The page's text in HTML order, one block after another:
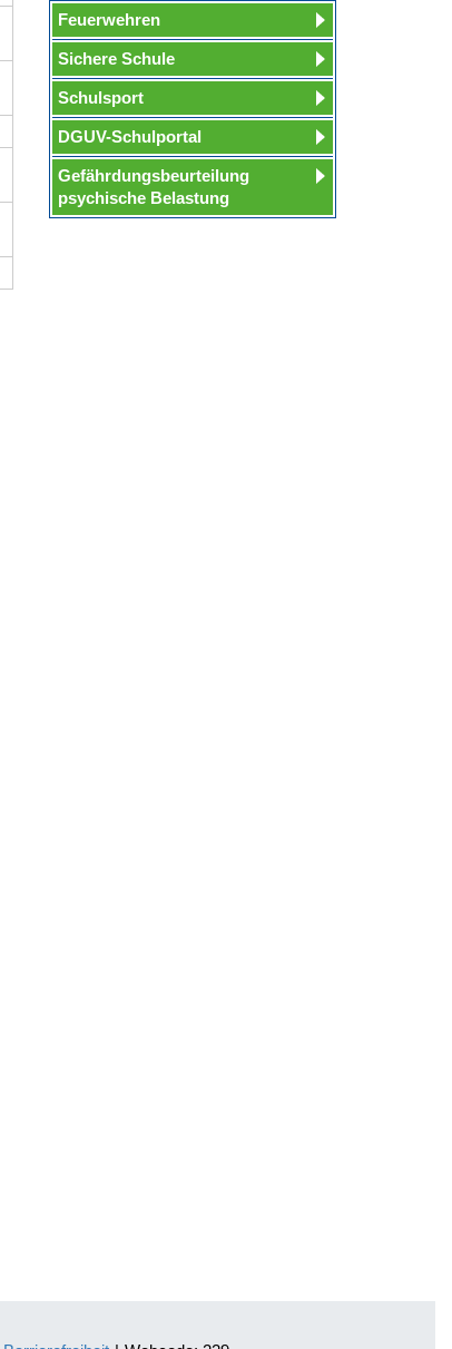
Feuerwehren
Sichere Schule
Schulsport
DGUV-Schulportal
Gefährdungsbeurteilung
psychische Belastung